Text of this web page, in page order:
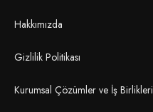
Hakkımızda
Gizlilik Politikası
Kurumsal Çözümler ve İş Birlikleri